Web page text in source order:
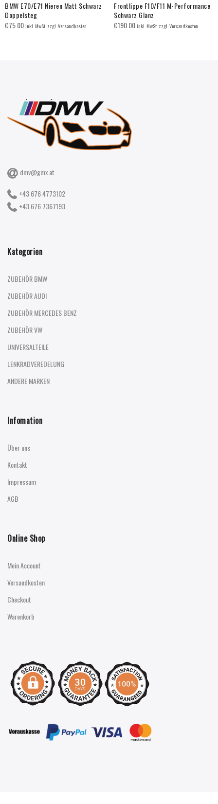
BMW E70/E71 Nieren Matt Schwarz
Doppelsteg
€75.00inkl. MwSt. zzgl. Versandkosten
Frontlippe F10/F11 M-Performance
Schwarz Glanz
€190.00inkl. MwSt. zzgl. Versandkosten
dmv@gmx.at
+43 676 4773102
+43 676 7367193
Kategorien
ZUBEHÖR BMW
ZUBEHÖR AUDI
ZUBEHÖR MERCEDES BENZ
ZUBEHÖR VW
UNIVERSALTEILE
LENKRADVEREDELUNG
ANDERE MARKEN
Infomation
Über uns
Kontakt
Impressum
AGB
Online Shop
Mein Account
Versandkosten
Checkout
Warenkorb